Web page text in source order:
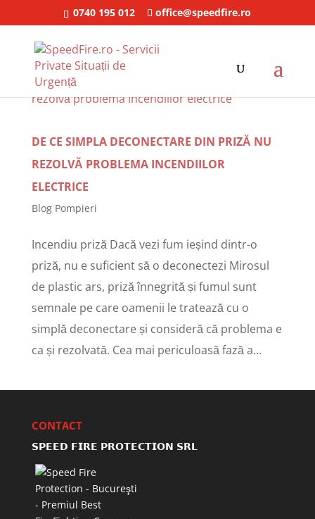
0740 195 012 office@speedfire.ro
DE CE SIMPLA DECONECTARE DIN PRIZĂ NU
REZOLVĂ PROBLEMA INCENDIILOR
ELECTRICE
Blog Pompieri
Incendiu priză Dacă vezi fum ieșind dintr-o
priză, nu e suficient să o deconectezi Mirosul
de plastic ars, priză înnegrită și fumul sunt
semnale pe care oamenii le tratează cu o
simplă deconectare și consideră că problema e
ca și rezolvată. Cea mai periculoasă fază a...
CONTACT
𝗦𝗣𝗘𝗘𝗗 𝗙𝗜𝗥𝗘 𝗣𝗥𝗢𝗧𝗘𝗖𝗧𝗜𝗢𝗡 𝗦𝗥𝗟